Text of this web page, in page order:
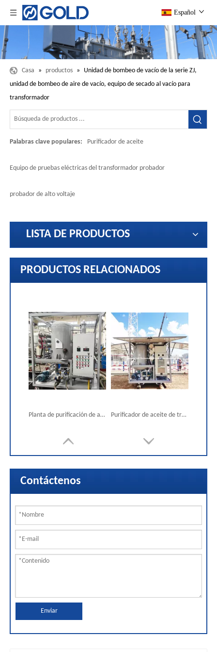
Español
Casa » productos »
Unidad de bombeo de vacío de la serie ZJ,
unidad de bombeo de aire de vacío, equipo de secado al vacío para
transformador
Palabras clave populares: Purificador de aceite
Equipo de pruebas eléctricas del transformador probador
probador de alto voltaje
LISTA DE PRODUCTOS
PRODUCTOS RELACIONADOS
Planta de purificación de aceite de transformador de dos etapas con puerta cerrada Purificador de aceite de transformador de alto voltaje de alta aspiradora ZJA, máquina de filtración de aceite aislante
Contáctenos
Enviar